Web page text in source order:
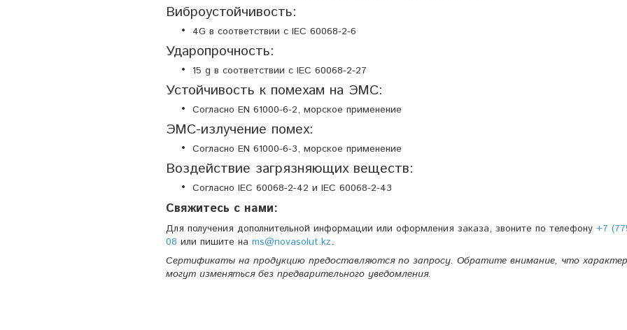
Виброустойчивость:
4G в соответствии с IEC 60068-2-6
Ударопрочность:
15 g в соответствии с IEC 60068-2-27
Устойчивость к помехам на ЭМС:
Согласно EN 61000-6-2, морское применение
ЭМС-излучение помех:
Согласно EN 61000-6-3, морское применение
Воздействие загрязняющих веществ:
Согласно IEC 60068-2-42 и IEC 60068-2-43
Свяжитесь с нами:
Для получения дополнительной информации или оформления заказа, звоните по телефону +7
08 или пишите на ms@novasolut.kz.
Сертификаты на продукцию предоставляются по запросу. Обратите внимание, что
могут изменяться без предварительного уведомления.